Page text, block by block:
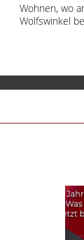
Wohnen, wo
Wolfswinkel